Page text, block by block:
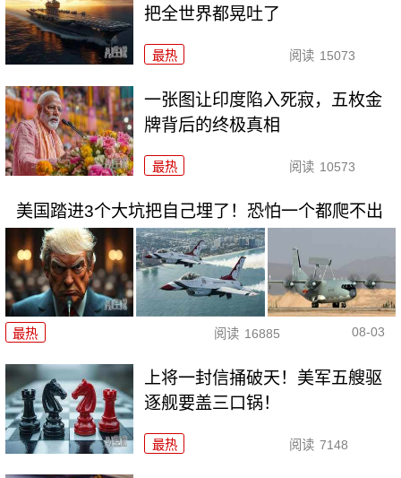
把全世界都晃吐了
最热 阅读 15073
一张图让印度陷入死寂，五枚金
牌背后的终极真相
最热 阅读 10573
美国踏进3个大坑把自己埋了！恐怕一个都爬不出
最热 阅读 16885 08-03
上将一封信捅破天！美军五艘驱
逐舰要盖三口锅！
最热 阅读 7148